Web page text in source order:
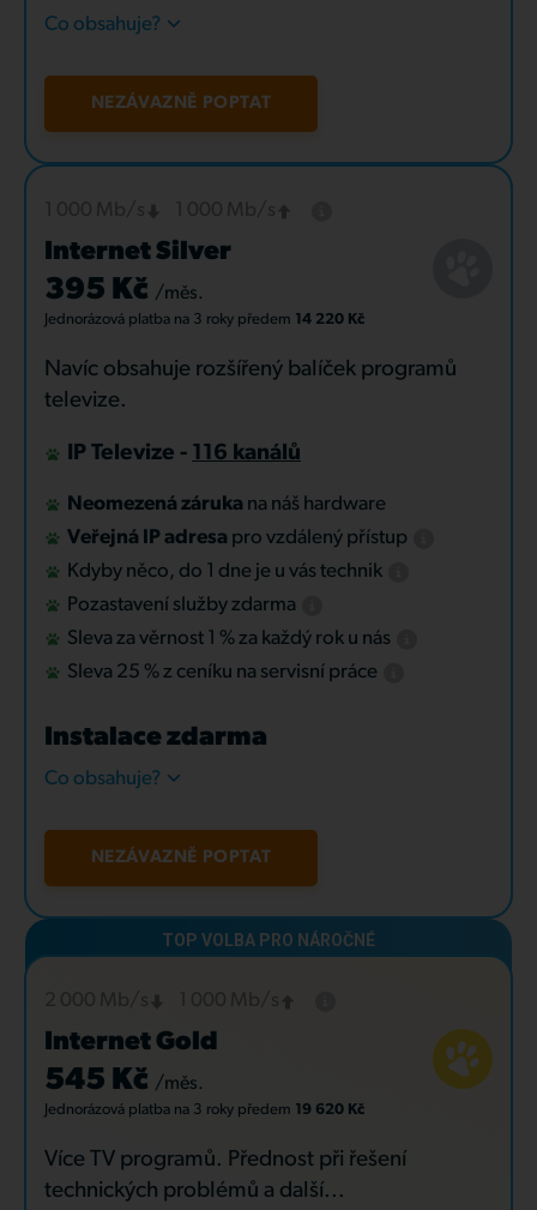
Co obsahuje?
NEZÁVAZNĚ POPTAT
Internet Silver
395 Kč /měs.
Jednorázová platba na 3 roky předem 14 220 Kč
Navíc obsahuje rozšířený balíček programů
televize.
IP Televize - 116 kanálů
Neomezená záruka na náš hardware
Veřejná IP adresa pro vzdálený přístup
Kdyby něco, do 1 dne je u vás technik
Pozastavení služby zdarma
Sleva za věrnost 1 % za každý rok u nás
Sleva 25 % z ceníku na servisní práce
Instalace zdarma
Co obsahuje?
NEZÁVAZNĚ POPTAT
Internet Gold
545 Kč /měs.
Jednorázová platba na 3 roky předem 19 620 Kč
Více TV programů. Přednost při řešení
technických problémů a další...